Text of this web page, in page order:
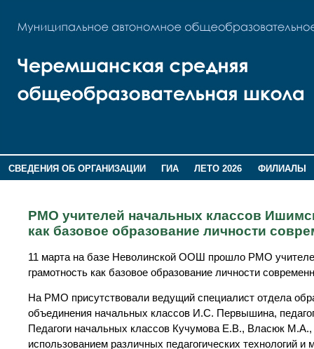
СВЕДЕНИЯ ОБ ОРГАНИЗАЦИИ ГИА ЛЕТО 2026
ФИЛИАЛЫ
РМО учителей начальных классов
как базовое образование личности
11 марта на базе Неволинской ООШ прошло РМО
грамотность как базовое образование личности
На РМО присутствовали ведущий специалист отдела
объединения начальных классов И.С. Первышина,
Педагоги начальных классов Кучумова Е.В., Власюк
использованием различных педагогических технологий